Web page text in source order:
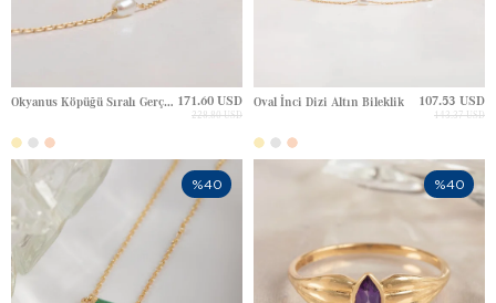
Okyanus Köpüğü Sıralı Gerçek İnci Altın Kolye 171.60 USD
228.80 USD
Oval İnci Dizi Altın Bileklik 107.53 USD
143.37 USD
%40 %40